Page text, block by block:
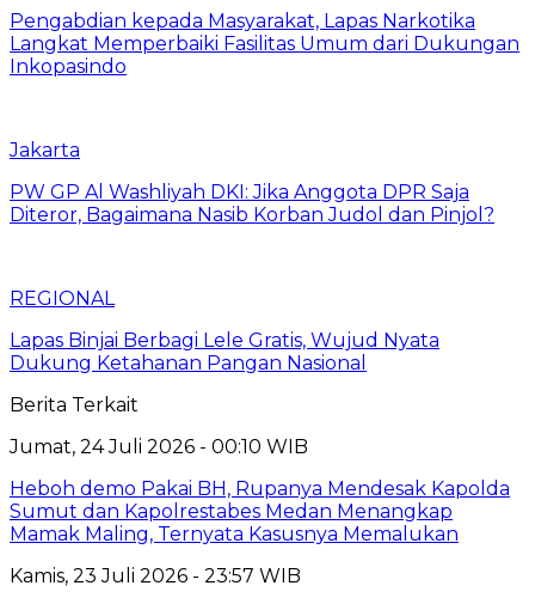
Pengabdian kepada Masyarakat, Lapas Narkotika
Langkat Memperbaiki Fasilitas Umum dari Dukungan
Inkopasindo
Jakarta
PW GP Al Washliyah DKI: Jika Anggota DPR Saja
Diteror, Bagaimana Nasib Korban Judol dan Pinjol?
REGIONAL
Lapas Binjai Berbagi Lele Gratis, Wujud Nyata
Dukung Ketahanan Pangan Nasional
Berita Terkait
Jumat, 24 Juli 2026 - 00:10 WIB
Heboh demo Pakai BH, Rupanya Mendesak Kapolda
Sumut dan Kapolrestabes Medan Menangkap
Mamak Maling, Ternyata Kasusnya Memalukan
Kamis, 23 Juli 2026 - 23:57 WIB